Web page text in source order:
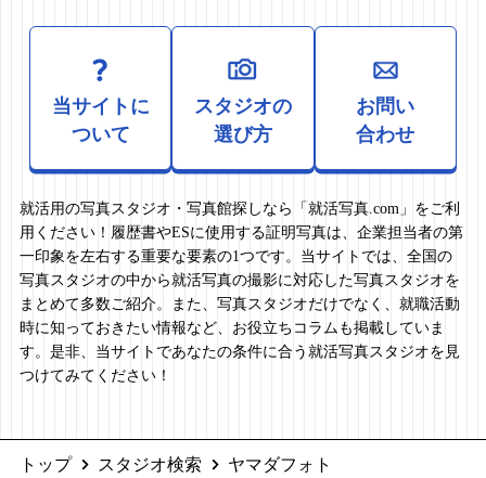
当サイトに
ついて
スタジオの
選び方
お問い
合わせ
就活用の写真スタジオ・写真館探しなら「就活写真.com」をご利
用ください！履歴書やESに使用する証明写真は、企業担当者の第
一印象を左右する重要な要素の1つです。当サイトでは、全国の
写真スタジオの中から就活写真の撮影に対応した写真スタジオを
まとめて多数ご紹介。また、写真スタジオだけでなく、就職活動
時に知っておきたい情報など、お役立ちコラムも掲載していま
す。是非、当サイトであなたの条件に合う就活写真スタジオを見
つけてみてください！
トップ スタジオ検索 ヤマダフォト